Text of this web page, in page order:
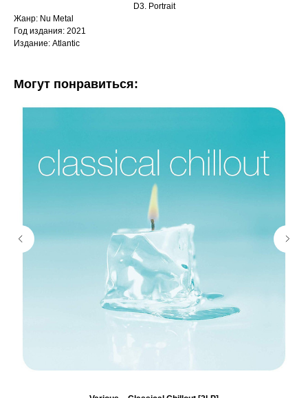
D3. Portrait
Жанр: Nu Metal
Год издания: 2021
Издание: Atlantic
Могут понравиться: